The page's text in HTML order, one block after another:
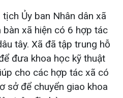
Ủy ban Nhân dân xã
xã hiện có 6 hợp tác
tây. Xã đã tập trung hỗ
đưa khoa học kỹ thuật
cho các hợp tác xã có
sở để chuyển giao khoa